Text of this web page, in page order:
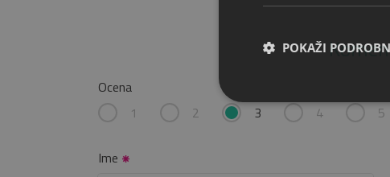
Ocena
1
2 3 4 5
Ime
POKAŽI